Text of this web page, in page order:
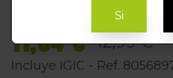
11,04 € 12,99 €
Incluye IGIC - Ref.
Si